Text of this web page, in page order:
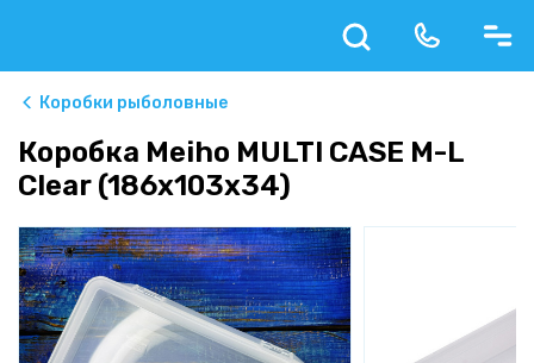
Коробки рыболовные
Коробка Meiho MULTI CASE M-L
Clear (186x103x34)